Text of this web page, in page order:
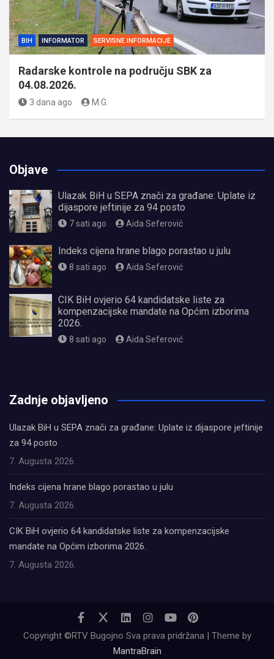
BIH INFORMATOR SERVISNE INFORMACIJE
Radarske kontrole na području SBK za
04.08.2026.
3 dana ago M.G.
Objave
Ulazak BiH u SEPA znači za građane: Uplate iz
dijaspore jeftinije za 94 posto
7 sati ago Aida Seferović
Indeks cijena hrane blago porastao u julu
8 sati ago Aida Seferović
CIK BiH ovjerio 64 kandidatske liste za
kompenzacijske mandate na Općim izborima
2026.
8 sati ago Aida Seferović
Zadnje objavljeno
Ulazak BiH u SEPA znači za građane: Uplate iz dijaspore jeftinije
za 94 posto
7. Augusta 2026.
Indeks cijena hrane blago porastao u julu
7. Augusta 2026.
CIK BiH ovjerio 64 kandidatske liste za kompenzacijske
mandate na Općim izborima 2026.
7. Augusta 2026.
Copyright ©RTV Bugojno Sva prava pridržana | Theme by
MantraBrain